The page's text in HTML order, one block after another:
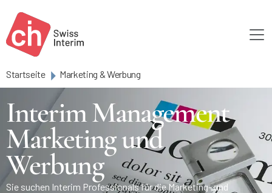
Startseite Marketing & Werbung
Interim Management
Marketing und
Werbung
Sie suchen Interim Professionals für die Marketing- und